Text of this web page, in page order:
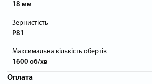
18 мм
Зернистість
P81
Максимальна кількість обертів
1600 об/хв
Оплата